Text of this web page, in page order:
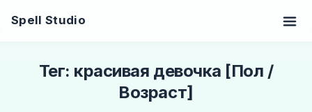
Spell Studio
Тег: красивая девочка [Пол /
Возраст]